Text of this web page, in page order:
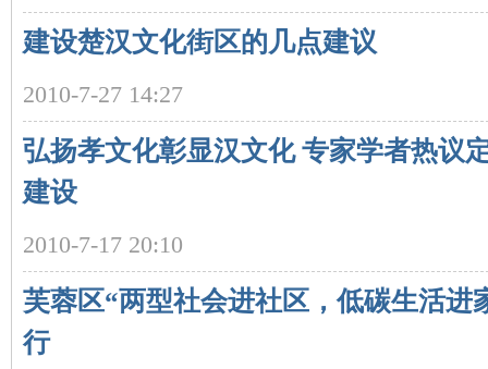
建设楚汉文化街区的几点建议
2010-7-27 14:27
弘扬孝文化彰显汉文化 专家学者热议
建设
2010-7-17 20:10
芙蓉区“两型社会进社区，低碳生活进
行